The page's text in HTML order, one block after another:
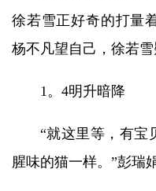
徐若雪正好奇的打量
杨不凡望自己，徐若雪
1。4明升暗降
“就这里等，有宝
腥味的猫一样。”彭瑞